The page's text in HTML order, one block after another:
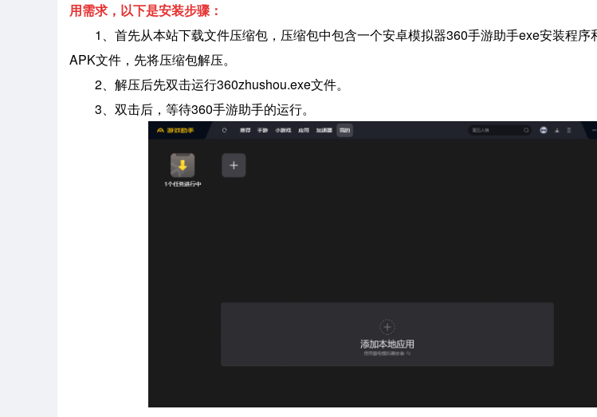
用需求，以下是安装步骤：
1、首先从本站下载文件压缩包，压缩包中包含一个安卓模拟器360手游助手exe安装程序
APK文件，先将压缩包解压。
2、解压后先双击运行360zhushou.exe文件。
3、双击后，等待360手游助手的运行。